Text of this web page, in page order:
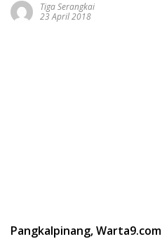
Tiga Serangkai
23 April 2018
Pangkalpinang, Warta9.com